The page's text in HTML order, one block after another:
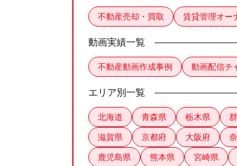
不動産売却・買取 賃貸管理オー
動画実績一覧
不動産動画作成事例 動画配信チ
エリア別一覧
北海道 青森県 栃木県
滋賀県 京都府 大阪府
鹿児島県 熊本県 宮崎県